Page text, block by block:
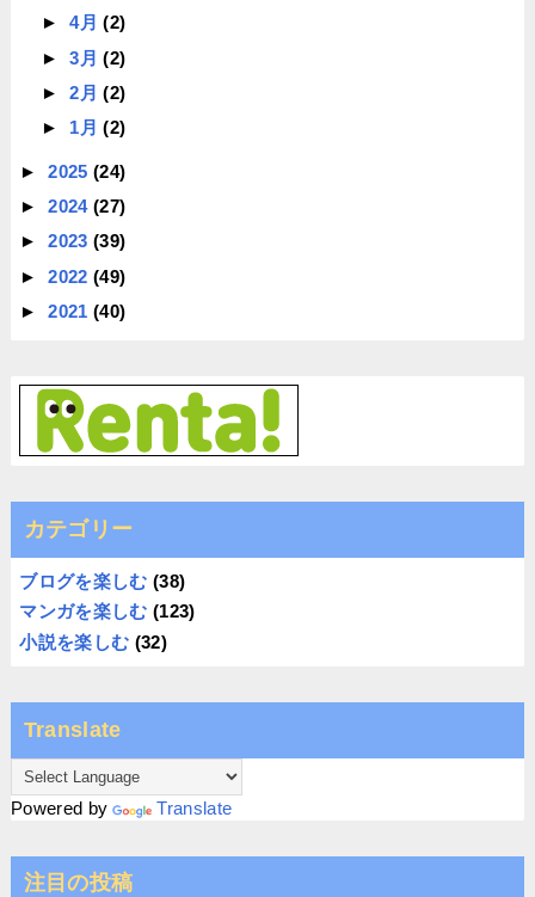
►4月(2)
►3月(2)
►2月(2)
► 1月(2)
►2025(24)
►2024(27)
►2023(39)
►2022(49)
►2021(40)
カテゴリー
ブログを楽しむ (38)
マンガを楽しむ (123)
小説を楽しむ (32)
Translate
Powered by Translate
注目の投稿